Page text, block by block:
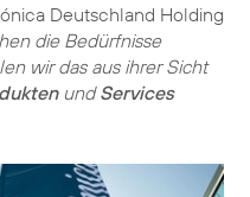
Deutschland Holding
die Bedürfnisse
wir das aus ihrer Sicht
undServices